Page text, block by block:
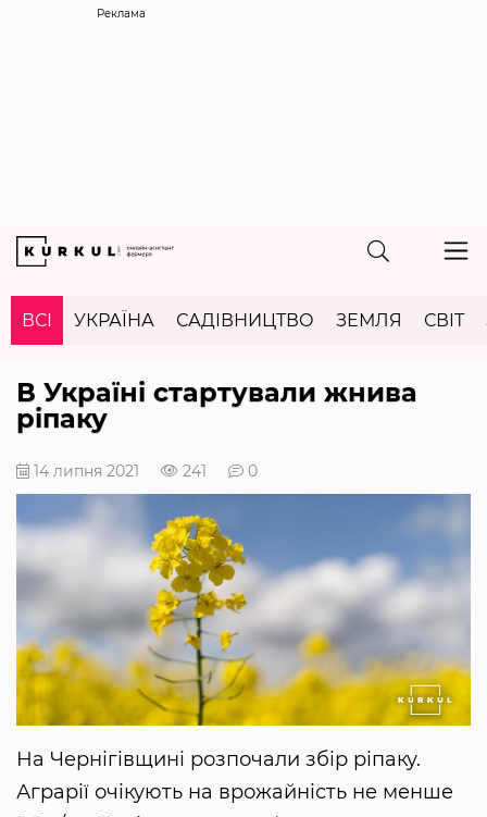
Реклама
ВСІ УКРАЇНА САДІВНИЦТВО ЗЕМЛЯ СВІТ
В Україні стартували жнива
ріпаку
14 липня 2021 241 0
На Чернігівщині розпочали збір ріпаку.
Аграрії очікують на врожайність не менше